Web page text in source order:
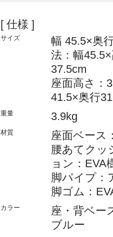
[ 仕様 ]
サイズ
幅 45.5×奥
法：幅
37.5cm
座面高さ：
41.5×奥行
重量 3.9kg
材質
座面ベース
腰あてクッ
ョン：EVA
脚パイプ：
脚ゴム：
カラー
座・背ベー
ブルー